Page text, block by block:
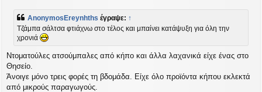
υ
σ
AnonymosEreynhths έγραψε: ↑
Τζάμπα σάλτσα φτιάχνω στο τέλος και μπαίνει κατάψυξη για όλη την
χρονιά
Ντοματούλες ατσούμπαλες από κήπο και άλλα λαχανικά είχε ένας στο
Θησείο.
Άνοιγε μόνο τρεις φορές τη βδομάδα. Είχε όλο προϊόντα κήπου εκλεκτά
από μικρούς παραγωγούς.